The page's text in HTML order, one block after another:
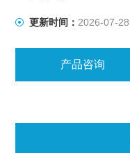
更新时间： 2026-07-28
产品咨询